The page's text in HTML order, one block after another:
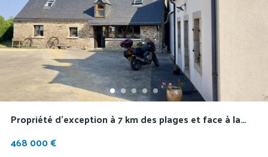
Propriété d’exception à 7 km des plages et face à la
468 000 €